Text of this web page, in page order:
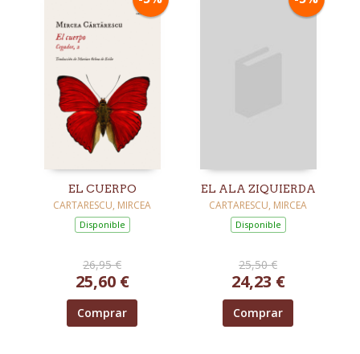
EL CUERPO
CARTARESCU, MIRCEA
Disponible
26,95 €
25,60 €
Comprar
EL ALA ZIQUIERDA
CARTARESCU, MIRCEA
Disponible
25,50 €
24,23 €
Comprar